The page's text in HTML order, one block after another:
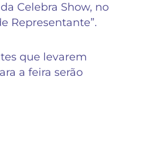
Celebra Show, no
Representante”.
que levarem
a feira serão